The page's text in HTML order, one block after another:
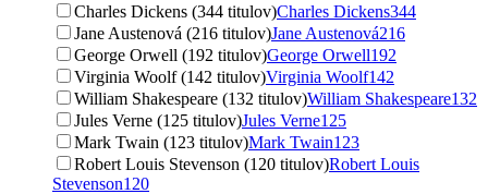
Charles Dickens (344 titulov)Charles Dickens344
Jane Austenová (216 titulov)Jane Austenová216
George Orwell (192 titulov)George Orwell192
Virginia Woolf (142 titulov)Virginia Woolf142
William Shakespeare (132 titulov)William Shakespeare132
Jules Verne (125 titulov)Jules Verne125
Mark Twain (123 titulov)Mark Twain123
Robert Louis Stevenson (120 titulov)Robert Louis
Stevenson120